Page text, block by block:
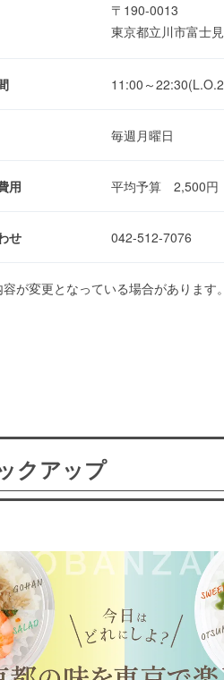
〒190-0013
東京都立川市富士
11:00～
毎週月曜日
用 平均予算 2,500円
せ 042-512-7076
が変更となっている場合があります
クアップ